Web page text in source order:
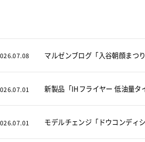
マルゼンブログ「入谷朝顔まつ
新製品「IHフライヤー 低油量
モデルチェンジ「ドウコンディ